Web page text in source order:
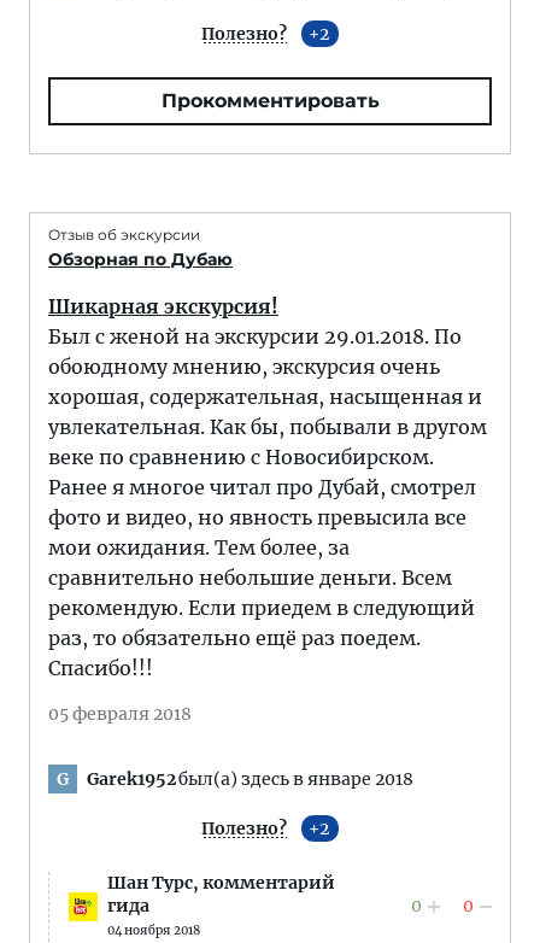
Полезно? 2
Прокомментировать
Отзыв об экскурсии
Обзорная по Дубаю
Шикарная экскурсия!
Был с женой на экскурсии 29.01.2018. По
обоюдному мнению, экскурсия очень
хорошая, содержательная, насыщенная и
увлекательная. Как бы, побывали в другом
веке по сравнению с Новосибирском.
Ранее я многое читал про Дубай, смотрел
фото и видео, но явность превысила все
мои ожидания. Тем более, за
сравнительно небольшие деньги. Всем
рекомендую. Если приедем в следующий
раз, то обязательно ещё раз поедем.
Спасибо!!!
05 февраля 2018
G Garek1952был(а) здесь в январе 2018
Полезно? 2
Шан Турс, комментарий
гида
04 ноября 2018
0 0